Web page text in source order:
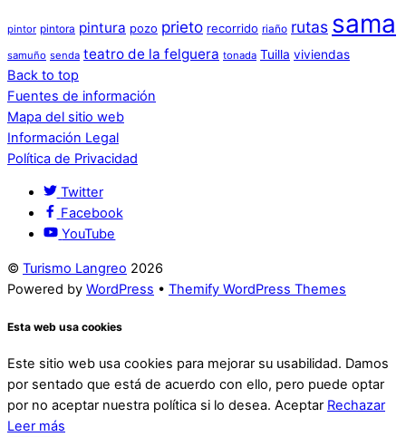
pintor pintora pintura pozo prieto recorrido riaño rutas sama
samuño senda teatro de la felguera tonada Tuilla viviendas
Back to top
Fuentes de información
Mapa del sitio web
Información Legal
Política de Privacidad
Twitter
Facebook
YouTube
© Turismo Langreo 2026
Powered by WordPress • Themify WordPress Themes
Esta web usa cookies
Este sitio web usa cookies para mejorar su usabilidad. Damos
por sentado que está de acuerdo con ello, pero puede optar
por no aceptar nuestra política si lo desea. Aceptar Rechazar
Leer más